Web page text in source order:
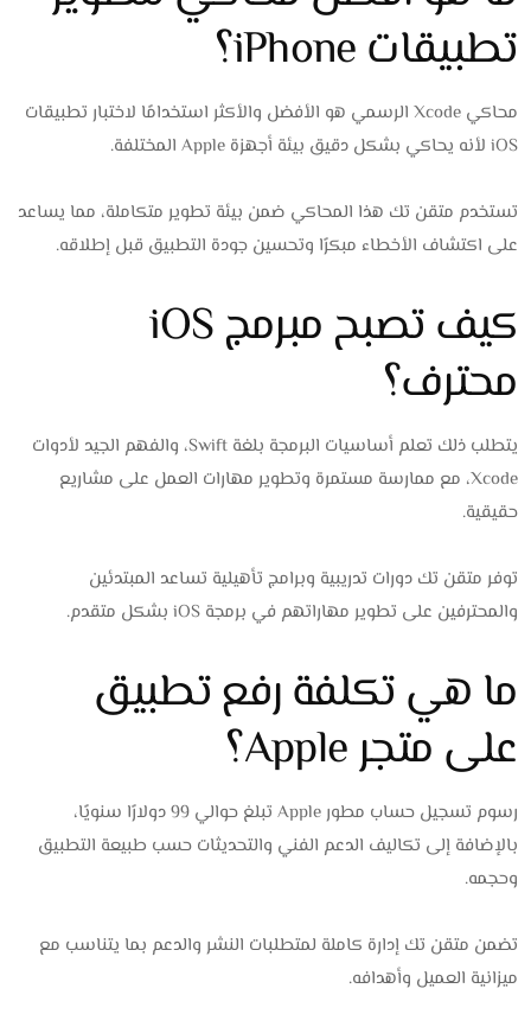
تطبيقات iPhone؟
محاكي Xcode الرسمي هو الأفضل والأكثر استخدامًا لاختبار تطبيقات
iOS لأنه يحاكي بشكل دقيق بيئة أجهزة Apple المختلفة.
تستخدم متقن تك هذا المحاكي ضمن بيئة تطوير متكاملة، مما يساعد
على اكتشاف الأخطاء مبكرًا وتحسين جودة التطبيق قبل إطلاقه.
كيف تصبح مبرمج iOS
محترف؟
يتطلب ذلك تعلم أساسيات البرمجة بلغة Swift، والفهم الجيد لأدوات
Xcode، مع ممارسة مستمرة وتطوير مهارات العمل على مشاريع
حقيقية.
توفر متقن تك دورات تدريبية وبرامج تأهيلية تساعد المبتدئين
والمحترفين على تطوير مهاراتهم في برمجة iOS بشكل متقدم.
ما هي تكلفة رفع تطبيق
على متجر Apple؟
رسوم تسجيل حساب مطور Apple تبلغ حوالي 99 دولارًا سنويًا،
بالإضافة إلى تكاليف الدعم الفني والتحديثات حسب طبيعة التطبيق
وحجمه.
تضمن متقن تك إدارة كاملة لمتطلبات النشر والدعم بما يتناسب مع
ميزانية العميل وأهدافه.